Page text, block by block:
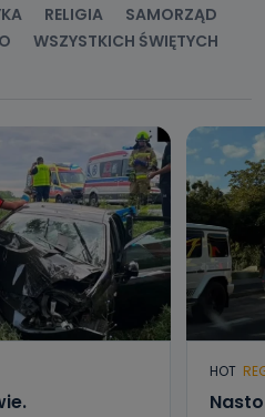
z inspektorem
RELIGIA
SAMORZĄD
WSZYSTKICH ŚWIĘTYCH
HOT